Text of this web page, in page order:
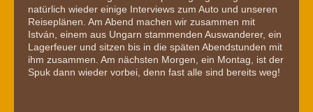
natürlich wieder einige Interviews zum Auto und unseren
Reiseplänen. Am Abend machen wir zusammen mit
István, einem aus Ungarn stammenden Auswanderer, ein
Lagerfeuer und sitzen bis in die späten Abendstunden mit
ihm zusammen. Am nächsten Morgen, ein Montag, ist der
Spuk dann wieder vorbei, denn fast alle sind bereits weg!